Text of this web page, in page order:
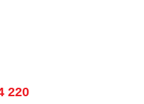
220